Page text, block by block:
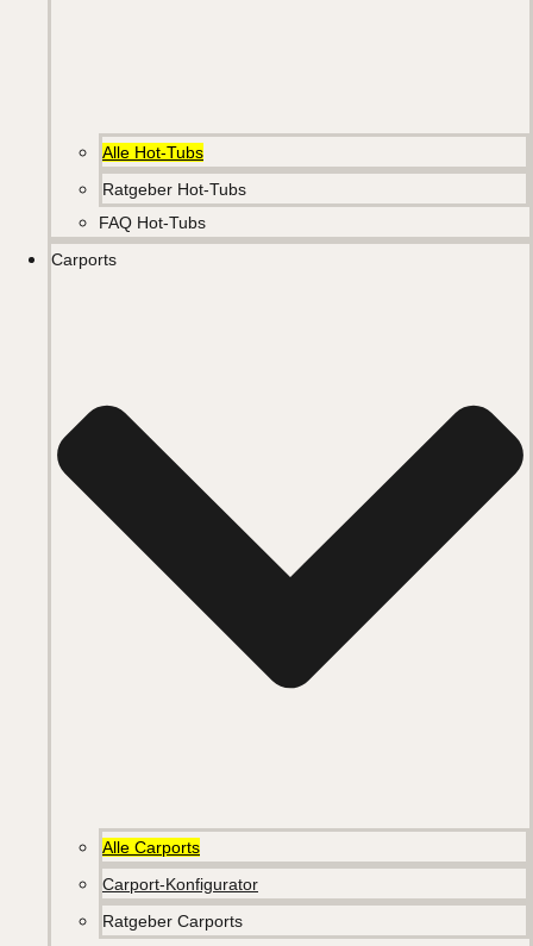
Alle Hot-Tubs
Ratgeber Hot-Tubs
FAQ Hot-Tubs
Carports
Alle Carports
Carport-Konfigurator
Ratgeber Carports